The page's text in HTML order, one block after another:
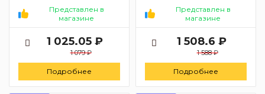
Представлен в
магазине
1 025.05 ₽
1 079 ₽
Подробнее
Представлен в
магазине
1 508.6 ₽
1 588 ₽
Подробнее